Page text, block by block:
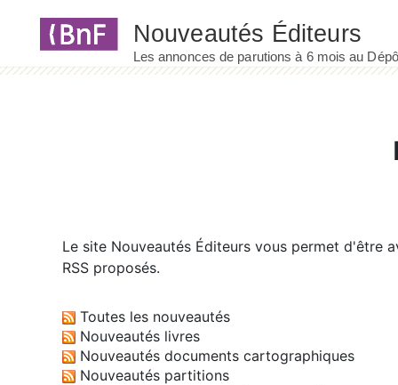
Le site Nouveautés Éditeurs vous permet d'être
RSS proposés.
Toutes les nouveautés
Nouveautés livres
Nouveautés documents cartographiques
Nouveautés partitions